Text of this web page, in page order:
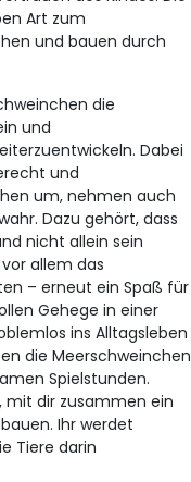
Art zum
und bauen durch
die
und
Dabei
und
um, nehmen auch
Dazu gehört, dass
nicht allein sein
allem das
– erneut ein Spaß für
Gehege in einer
ins Alltagsleben
die Meerschweinchen
Spielstunden.
mit dir zusammen ein
Ihr werdet
Tiere darin